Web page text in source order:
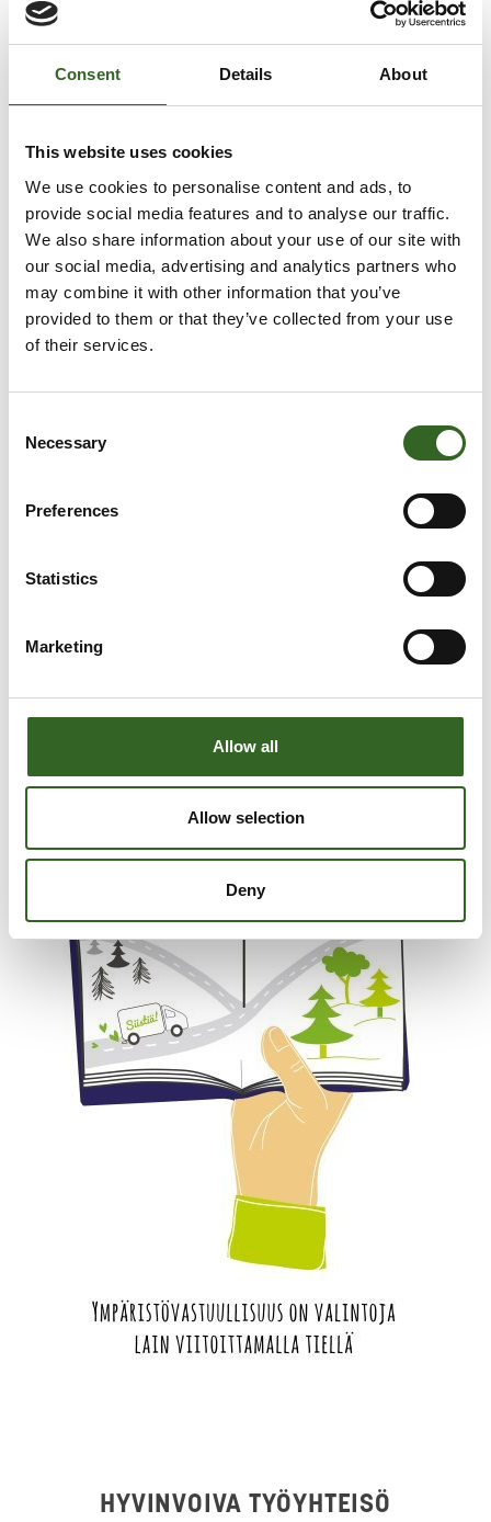
Consent Details About
This website uses cookies
We use cookies to personalise content and ads, to
provide social media features and to analyse our traffic.
We also share information about your use of our site with
our social media, advertising and analytics partners who
may combine it with other information that you’ve
provided to them or that they’ve collected from your use
of their services.
Selection
Necessary
Preferences
Statistics
Marketing
Allow all
Allow selection
Deny
HYVINVOIVA TYÖYHTEISÖ